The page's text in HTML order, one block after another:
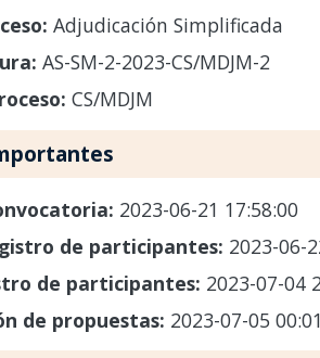
Adjudicación Simplificada
AS-SM-2-2023-CS/MDJM-2
CS/MDJM
2023-06-21 17:58:00
de participantes: 2023-06-
de participantes: 2023-07-04
de propuestas: 2023-07-05